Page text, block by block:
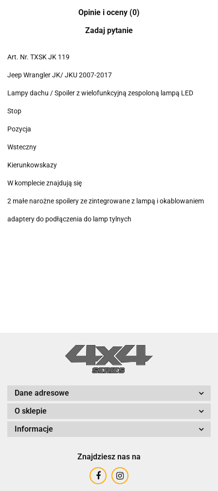
Opinie i oceny (0)
Zadaj pytanie
Art. Nr. TXSK JK 119
Jeep Wrangler JK/ JKU 2007-2017
Lampy dachu / Spoiler z wielofunkcyjną zespoloną lampą LED
Stop
Pozycja
Wsteczny
Kierunkowskazy
W komplecie znajdują się
2 małe narożne spoilery ze zintegrowane z lampą i okablowaniem
adaptery do podłączenia do lamp tylnych
Dane adresowe
O sklepie
Informacje
Znajdziesz nas na